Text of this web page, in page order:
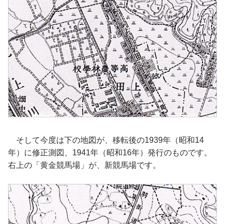
そして今度は下の地図が、移転後の1939年（昭和14
年）に修正測図、1941年（昭和16年）発行のものです。
右上の「黄金競馬場」が、新競馬場です。